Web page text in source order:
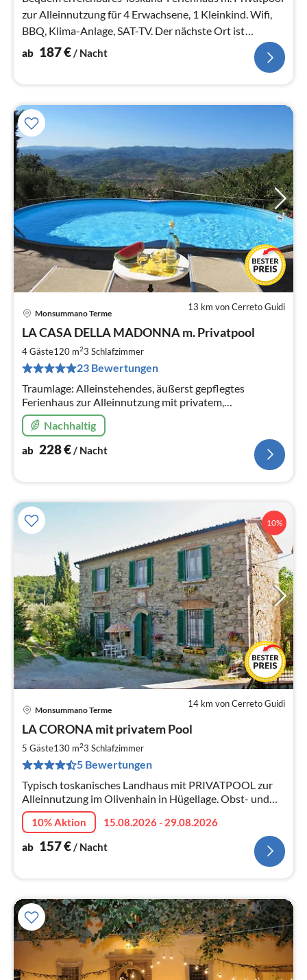
zur Alleinnutzung für 4 Erwachsene, 1 Kleinkind. Wifi,
BBQ, Klima-Anlage, SAT-TV. Der nächste Ort ist
fußläufig erreichbar.
ab 187€/ Nacht
13 km von Cerreto Guidi
Monsummano Terme
LA CASA DELLA MADONNA m. Privatpool
4 Gäste120 m23 Schlafzimmer
23 Bewertungen
Traumlage: Alleinstehendes, äußerst gepflegtes
Ferienhaus zur Alleinnutzung mit privatem,
uneinsehbarem Panoramapool u. Panoramaterrassen.
BBQ, Wifi, SAT-TV. MAXIMALE PRIVATSPHÄRE
Nachhaltig
ab 228€ / Nacht
10%
14 km von Cerreto Guidi
Monsummano Terme
LA CORONA mit privatem Pool
5 Gäste130 m23 Schlafzimmer
5 Bewertungen
Typisch toskanisches Landhaus mit PRIVATPOOL zur
Alleinnutzung im Olivenhain in Hügellage. Obst- und
Gemüsegarten mit Grill. SAT-TV, Wifi, gerne mit Hund
10% Aktion
15.08.2026 - 29.08.2026
ab 157€/ Nacht